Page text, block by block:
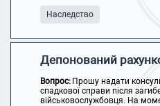
Наследство
Депонований
Вопрос: Прошу надати
спадкової справи після
військовослужбовця. На